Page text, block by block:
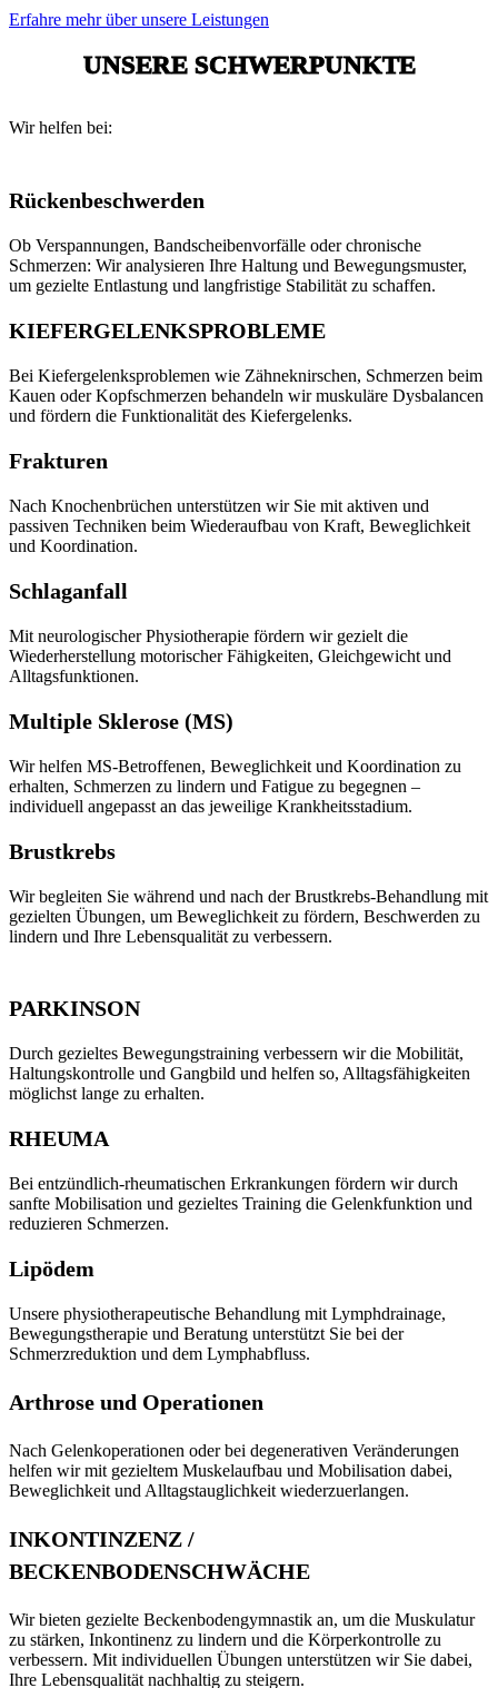
Erfahre mehr über unsere Leistungen
UNSERE SCHWERPUNKTE
Wir helfen bei:
Rückenbeschwerden
Ob Verspannungen, Bandscheibenvorfälle oder chronische
Schmerzen: Wir analysieren Ihre Haltung und Bewegungsmuster,
um gezielte Entlastung und langfristige Stabilität zu schaffen.
KIEFERGELENKSPROBLEME
Bei Kiefergelenksproblemen wie Zähneknirschen, Schmerzen beim
Kauen oder Kopfschmerzen behandeln wir muskuläre Dysbalancen
und fördern die Funktionalität des Kiefergelenks.
Frakturen
Nach Knochenbrüchen unterstützen wir Sie mit aktiven und
passiven Techniken beim Wiederaufbau von Kraft, Beweglichkeit
und Koordination.
Schlaganfall
Mit neurologischer Physiotherapie fördern wir gezielt die
Wiederherstellung motorischer Fähigkeiten, Gleichgewicht und
Alltagsfunktionen.
Multiple Sklerose (MS)
Wir helfen MS-Betroffenen, Beweglichkeit und Koordination zu
erhalten, Schmerzen zu lindern und Fatigue zu begegnen –
individuell angepasst an das jeweilige Krankheitsstadium.
Brustkrebs
Wir begleiten Sie während und nach der Brustkrebs-Behandlung mit
gezielten Übungen, um Beweglichkeit zu fördern, Beschwerden zu
lindern und Ihre Lebensqualität zu verbessern.
PARKINSON
Durch gezieltes Bewegungstraining verbessern wir die Mobilität,
Haltungskontrolle und Gangbild und helfen so, Alltagsfähigkeiten
möglichst lange zu erhalten.
RHEUMA
Bei entzündlich-rheumatischen Erkrankungen fördern wir durch
sanfte Mobilisation und gezieltes Training die Gelenkfunktion und
reduzieren Schmerzen.
Lipödem
Unsere physiotherapeutische Behandlung mit Lymphdrainage,
Bewegungstherapie und Beratung unterstützt Sie bei der
Schmerzreduktion und dem Lymphabfluss.
Arthrose und Operationen
Nach Gelenkoperationen oder bei degenerativen Veränderungen
helfen wir mit gezieltem Muskelaufbau und Mobilisation dabei,
Beweglichkeit und Alltagstauglichkeit wiederzuerlangen.
INKONTINZENZ /
BECKENBODENSCHWÄCHE
Wir bieten gezielte Beckenbodengymnastik an, um die Muskulatur
zu stärken, Inkontinenz zu lindern und die Körperkontrolle zu
verbessern. Mit individuellen Übungen unterstützen wir Sie dabei,
Ihre Lebensqualität nachhaltig zu steigern.